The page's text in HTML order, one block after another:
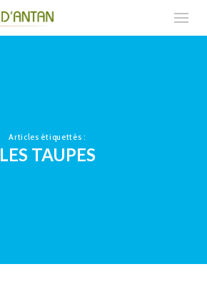
Articles étiquettés :
LES TAUPES